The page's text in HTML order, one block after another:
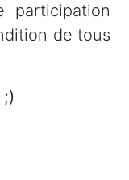
participation
de tous